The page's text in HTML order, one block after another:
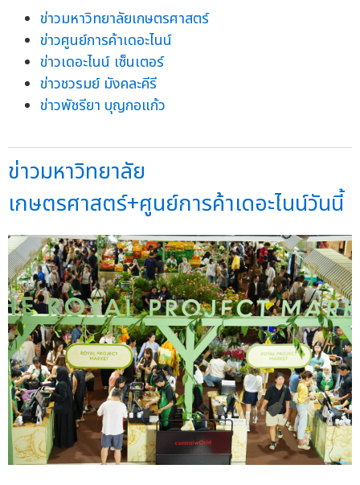
ข่าวมหาวิทยาลัยเกษตรศาสตร์
ข่าวศูนย์การค้าเดอะไนน์
ข่าวเดอะไนน์ เซ็นเตอร์
ข่าวชวรมย์ มังคละคีรี
ข่าวพัชรียา บุญกอแก้ว
ข่าวมหาวิทยาลัย
เกษตรศาสตร์+ศูนย์การค้าเดอะไนน์วันนี้